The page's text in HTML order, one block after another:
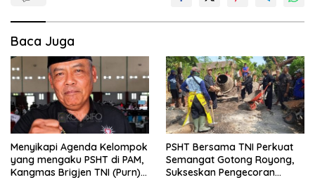
Baca Juga
Menyikapi Agenda Kelompok
yang mengaku PSHT di PAM,
Kangmas Brigjen TNI (Purn)
PSHT Bersama TNI Perkuat
Semangat Gotong Royong,
Sukseskan Pengecoran